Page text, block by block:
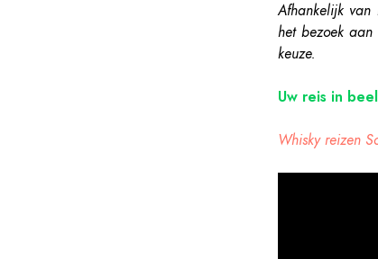
Afhankelijk van
het bezoek
keuze.
Uw reis in
Whisky reizen